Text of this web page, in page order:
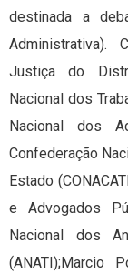
destinada a
Administrativa).
Justiça do
Nacional dos
Nacional dos
Confederação
Estado
e Advogados
Nacional dos
(ANATI);Marcio